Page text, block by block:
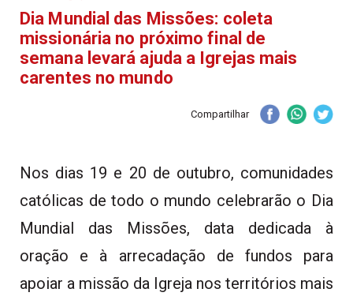
Dia Mundial das Missões: coleta
missionária no próximo final de
semana levará ajuda a Igrejas mais
carentes no mundo
Compartilhar
Nos dias 19 e 20 de outubro, comunidades
católicas de todo o mundo celebrarão o Dia
Mundial das Missões, data dedicada à
oração e à arrecadação de fundos para
apoiar a missão da Igreja nos territórios mais